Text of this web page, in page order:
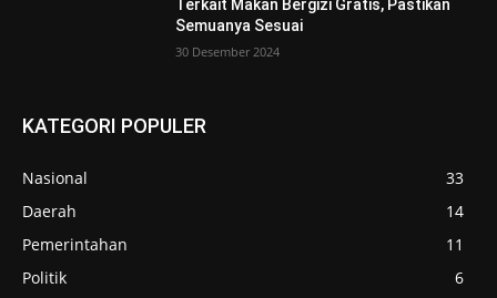
Terkait Makan Bergizi Gratis, Pastikan
Semuanya Sesuai
30 Desember 2024
KATEGORI POPULER
Nasional
33
Daerah
14
Pemerintahan
11
Politik
6